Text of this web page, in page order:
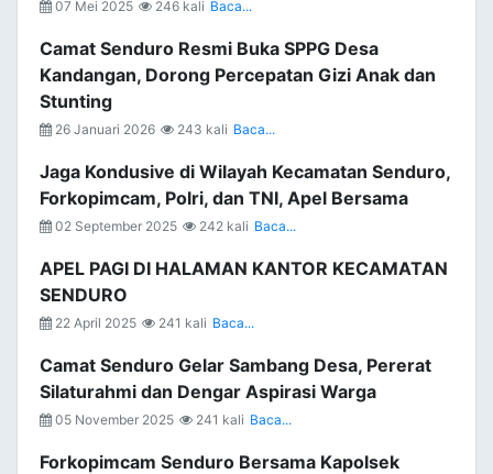
07 Mei 2025 246 kali Baca...
Camat Senduro Resmi Buka SPPG Desa
Kandangan, Dorong Percepatan Gizi Anak dan
Stunting
26 Januari 2026 243 kali Baca...
Jaga Kondusive di Wilayah Kecamatan Senduro,
Forkopimcam, Polri, dan TNI, Apel Bersama
02 September 2025 242 kali Baca...
APEL PAGI DI HALAMAN KANTOR KECAMATAN
SENDURO
22 April 2025 241 kali Baca...
Camat Senduro Gelar Sambang Desa, Pererat
Silaturahmi dan Dengar Aspirasi Warga
05 November 2025 241 kali Baca...
Forkopimcam Senduro Bersama Kapolsek